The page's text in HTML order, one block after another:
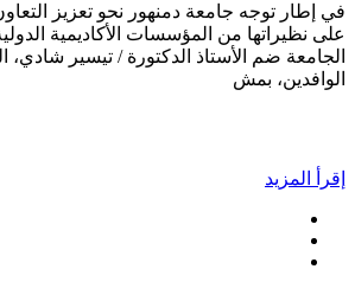
في إطار توجه جامعة دمنهور نحو تعزيز
على نظيراتها من المؤسسات الأكاديمية
الجامعة ضم الأستاذ الدكتورة / تيسير شادي،
الوافدين، بمش
إقرأ المزيد